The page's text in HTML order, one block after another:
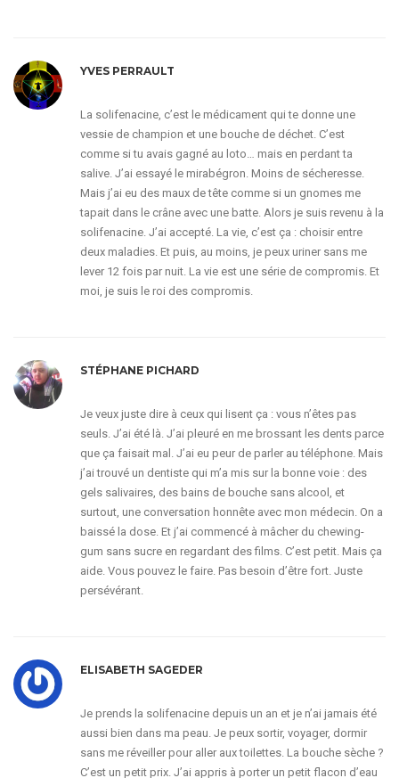
YVES PERRAULT
La solifenacine, c’est le médicament qui te donne une
vessie de champion et une bouche de déchet. C’est
comme si tu avais gagné au loto… mais en perdant ta
salive. J’ai essayé le mirabégron. Moins de sécheresse.
Mais j’ai eu des maux de tête comme si un gnomes me
tapait dans le crâne avec une batte. Alors je suis revenu à la
solifenacine. J’ai accepté. La vie, c’est ça : choisir entre
deux maladies. Et puis, au moins, je peux uriner sans me
lever 12 fois par nuit. La vie est une série de compromis. Et
moi, je suis le roi des compromis.
STÉPHANE PICHARD
Je veux juste dire à ceux qui lisent ça : vous n’êtes pas
seuls. J’ai été là. J’ai pleuré en me brossant les dents parce
que ça faisait mal. J’ai eu peur de parler au téléphone. Mais
j’ai trouvé un dentiste qui m’a mis sur la bonne voie : des
gels salivaires, des bains de bouche sans alcool, et
surtout, une conversation honnête avec mon médecin. On a
baissé la dose. Et j’ai commencé à mâcher du chewing-
gum sans sucre en regardant des films. C’est petit. Mais ça
aide. Vous pouvez le faire. Pas besoin d’être fort. Juste
persévérant.
ELISABETH SAGEDER
Je prends la solifenacine depuis un an et je n’ai jamais été
aussi bien dans ma peau. Je peux sortir, voyager, dormir
sans me réveiller pour aller aux toilettes. La bouche sèche ?
C’est un petit prix. J’ai appris à porter un petit flacon d’eau